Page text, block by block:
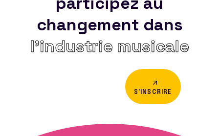
changement dans
l’industrie musicale
S'INSCRIRE